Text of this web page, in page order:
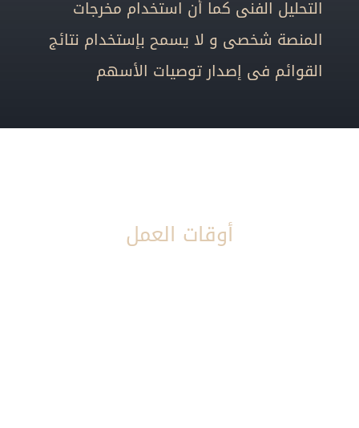
التحليل الفنى كما أن استخدام مخرجات
المنصة شخصى و لا يسمح بإستخدام نتائج
القوائم فى إصدار توصيات الأسهم
أوقات العمل